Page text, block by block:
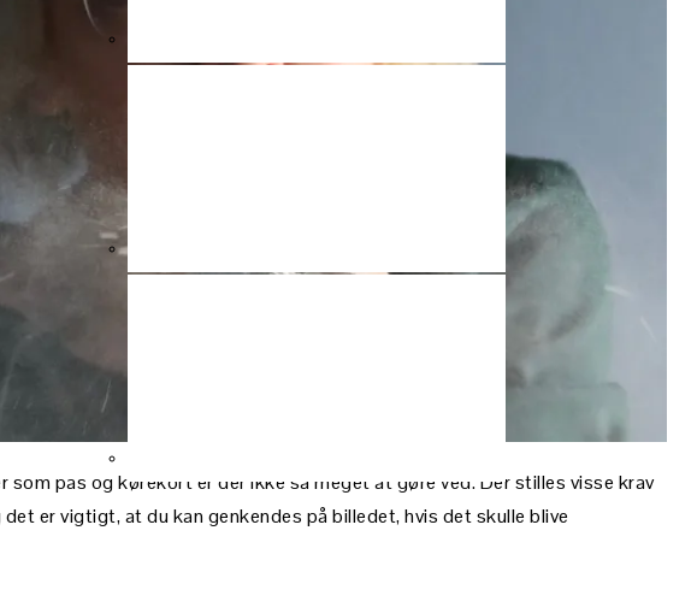
som pas og kørekort er der ikke så meget at gøre ved. Der stilles visse krav
er vigtigt, at du kan genkendes på billedet, hvis det skulle blive